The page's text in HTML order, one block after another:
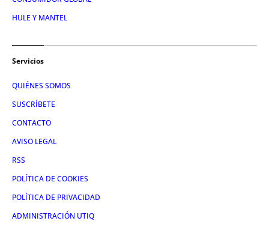
HULE Y MANTEL
Servicios
QUIÉNES SOMOS
SUSCRÍBETE
CONTACTO
AVISO LEGAL
RSS
POLÍTICA DE COOKIES
POLÍTICA DE PRIVACIDAD
ADMINISTRACIÓN UTIQ